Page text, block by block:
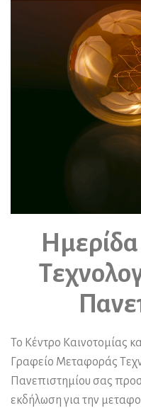
Το Κέντρο Καινοτομίας
Γραφείο Μεταφοράς
Πανεπιστημίου σας
εκδήλωση για την